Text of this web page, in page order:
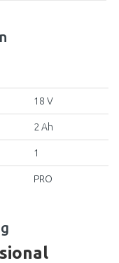
18 V
2 Ah
1
PRO